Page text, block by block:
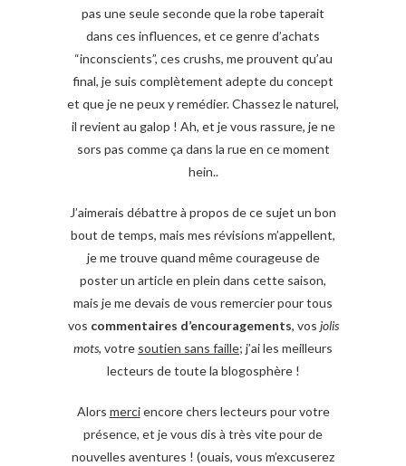
pas une seule seconde que la robe taperait
dans ces influences, et ce genre d’achats
“inconscients”, ces crushs, me prouvent qu’au
final, je suis complètement adepte du concept
et que je ne peux y remédier. Chassez le naturel,
il revient au galop ! Ah, et je vous rassure, je ne
sors pas comme ça dans la rue en ce moment
hein..
J’aimerais débattre à propos de ce sujet un bon
bout de temps, mais mes révisions m’appellent,
je me trouve quand même courageuse de
poster un article en plein dans cette saison,
mais je me devais de vous remercier pour tous
vos commentaires d’encouragements, vos jolis
mots, votre soutien sans faille; j’ai les meilleurs
lecteurs de toute la blogosphère !
Alors merciencore chers lecteurs pour votre
présence, et je vous dis à très vite pour de
nouvelles aventures ! (ouais, vous m’excuserez